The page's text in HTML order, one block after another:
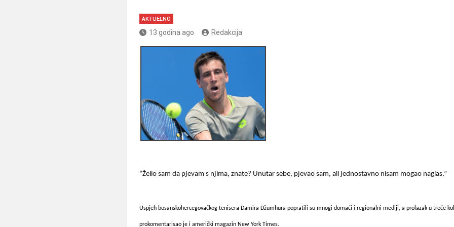
AKTUELNO
13 godina ago Redakcija
“Želio sam da pjevam s njima, znate? Unutar sebe, pjevao sam, ali jednostavno nisam mogao naglas.”
Uspjeh bosanskohercegovačkog tenisera Damira Džumhura popratili su mnogi domaći i regionalni mediji, a prolazak u treće
prokomentarisao je i američki magazin New York Times.